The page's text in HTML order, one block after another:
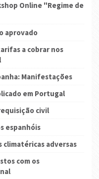
Online "Regime de
aprovado
a cobrar nos
Manifestações
em Portugal
civil
espanhóis
climatéricas adversas
com os